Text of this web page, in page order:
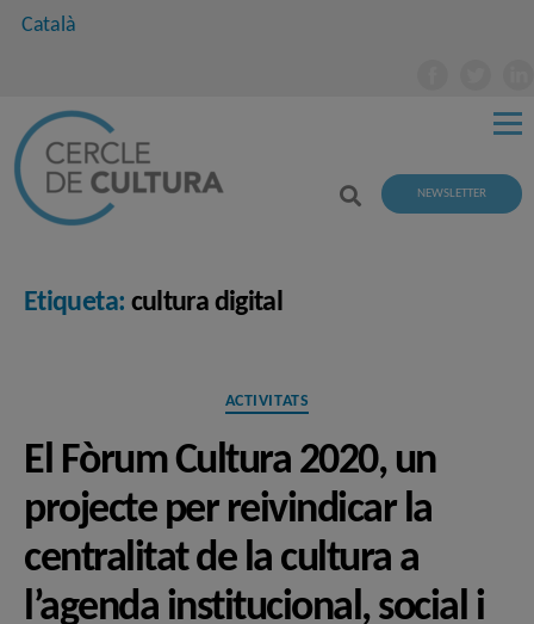
Català
NEWSLETTER
Etiqueta: cultura digital
Categories
ACTIVITATS
El Fòrum Cultura 2020, un
projecte per reivindicar la
centralitat de la cultura a
l’agenda institucional, social i